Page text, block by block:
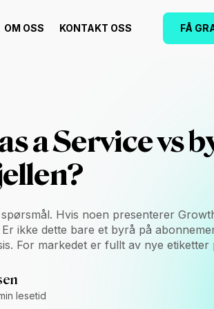
OM OSS KONTAKT OSS FÅ
a Service vs
Hvis noen presenterer
ikke dette bare et byrå på
For markedet er fullt av nye etiketter
lesetid